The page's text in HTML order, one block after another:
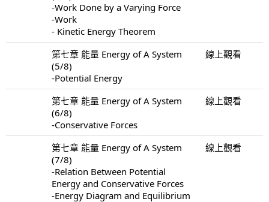
-Work Done by a Varying Force
-Work
- Kinetic Energy Theorem
第七章 能量 Energy of A System
(5/8)
-Potential Energy
線上觀看
第七章 能量 Energy of A System
(6/8)
-Conservative Forces
線上觀看
第七章 能量 Energy of A System
(7/8)
-Relation Between Potential
Energy and Conservative Forces
-Energy Diagram and Equilibrium
線上觀看